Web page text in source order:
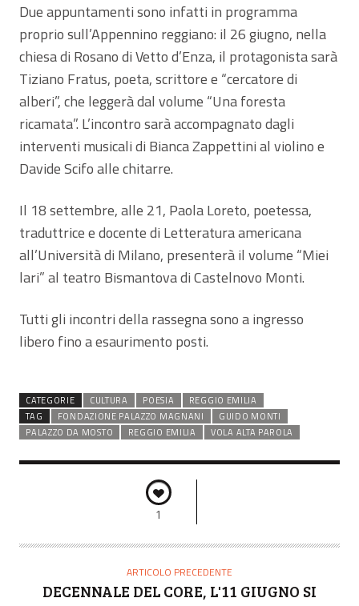
Due appuntamenti sono infatti in programma
proprio sull’Appennino reggiano: il 26 giugno, nella
chiesa di Rosano di Vetto d’Enza, il protagonista sarà
Tiziano Fratus, poeta, scrittore e “cercatore di
alberi”, che leggerà dal volume “Una foresta
ricamata”. L’incontro sarà accompagnato dagli
interventi musicali di Bianca Zappettini al violino e
Davide Scifo alle chitarre.
Il 18 settembre, alle 21, Paola Loreto, poetessa,
traduttrice e docente di Letteratura americana
all’Università di Milano, presenterà il volume “Miei
lari” al teatro Bismantova di Castelnovo Monti.
Tutti gli incontri della rassegna sono a ingresso
libero fino a esaurimento posti.
CATEGORIE CULTURA POESIA
REGGIO EMILIA
TAG
FONDAZIONE PALAZZO MAGNANI
GUIDO MONTI
PALAZZO DA MOSTO
REGGIO EMILIA VOLA ALTA PAROLA
1
ARTICOLO PRECEDENTE
DECENNALE DEL CORE, L'11 GIUGNO SI